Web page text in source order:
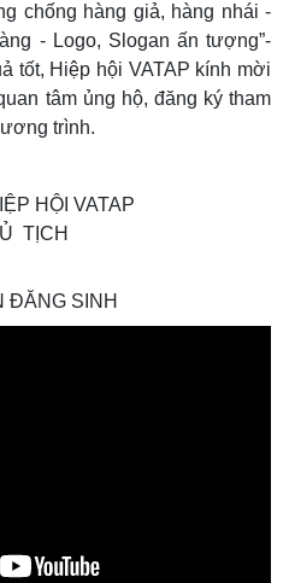
chống hàng giả, hàng nhái -
- Logo, Slogan ấn tượng”-
tốt, Hiệp hội VATAP kính mời
tâm ủng hộ, đăng ký tham
trình.
HỘI VATAP
TỊCH
ĐĂNG SINH